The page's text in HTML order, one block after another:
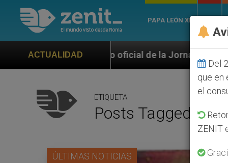
PAPA LEÓN XIV
ACTUALIDAD
oficial de la Jornada Mundial de la Juventud Seúl 2027
ETIQUETA
Posts Tagged ‘17
ÚLTIMAS NOTICIAS
Del
que en
el
ZENIT